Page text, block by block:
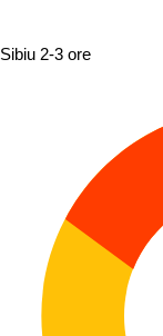
Sibiu 2-3 ore